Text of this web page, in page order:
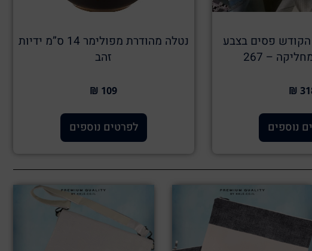
פסים בצבע
– 267
נוספים
נטלה מהודרת מפולימר 14 ס”מ ידיות
זהב
109 ₪
לפרטים נוספים